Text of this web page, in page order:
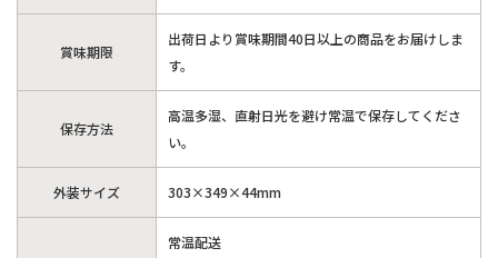
賞味期限
出荷日より賞味期間40日以上の商品をお届けしま
す。
保存方法
高温多湿、直射日光を避け常温で保存してくださ
い。
外装サイズ 303×349×44mm
常温配送